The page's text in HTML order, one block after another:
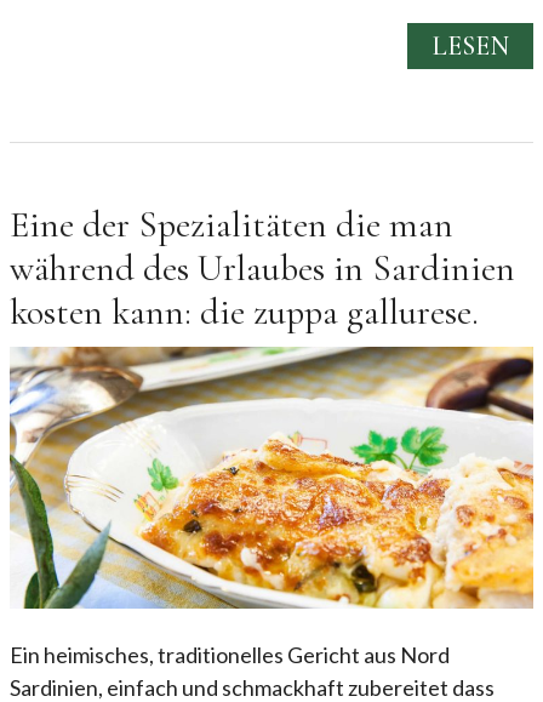
LESEN
Eine der Spezialitäten die man
während des Urlaubes in Sardinien
kosten kann: die zuppa gallurese.
Ein heimisches, traditionelles Gericht aus Nord
Sardinien, einfach und schmackhaft zubereitet dass